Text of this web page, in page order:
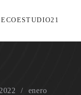
ECOESTUDIO21
2022 enero